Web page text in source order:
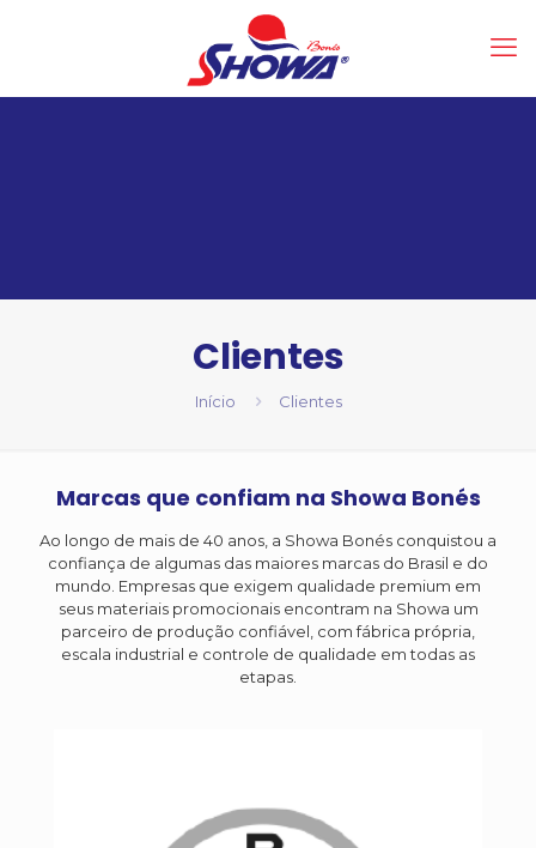
Clientes
Início Clientes
Marcas que confiam na Showa Bonés
Ao longo de mais de 40 anos, a Showa Bonés conquistou a
confiança de algumas das maiores marcas do Brasil e do
mundo. Empresas que exigem qualidade premium em
seus materiais promocionais encontram na Showa um
parceiro de produção confiável, com fábrica própria,
escala industrial e controle de qualidade em todas as
etapas.